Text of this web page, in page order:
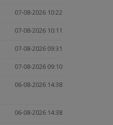
07-08-2026 10:22
07-08-2026 10:11
07-08-2026 09:31
07-08-2026 09:10
06-08-2026 14:38
06-08-2026 14:38